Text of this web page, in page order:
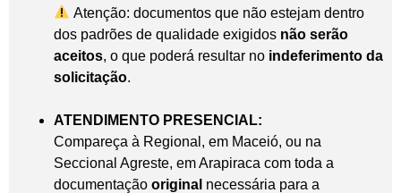
Atenção: documentos que não estejam dentro
dos padrões de qualidade exigidos não serão
aceitos, o que poderá resultar no indeferimento da
solicitação.
ATENDIMENTO PRESENCIAL:
Compareça à Regional, em Maceió, ou na
Seccional Agreste, em Arapiraca com toda a
documentação original necessária para a